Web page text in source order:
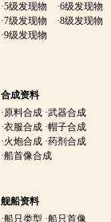
·5级发现物 ·6级发现物
·7级发现物 ·8级发现物
·9级发现物
合成资料
·原料合成 ·武器合成
·衣服合成 ·帽子合成
·火炮合成 ·药剂合成
·船首像合成
舰船资料
·船只类型 ·船只首像